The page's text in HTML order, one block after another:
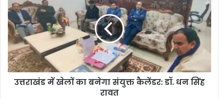
उत्तराखंड में खेलों का बनेगा संयुक्त कैलेंडर: डॉ. धन सिंह
रावत